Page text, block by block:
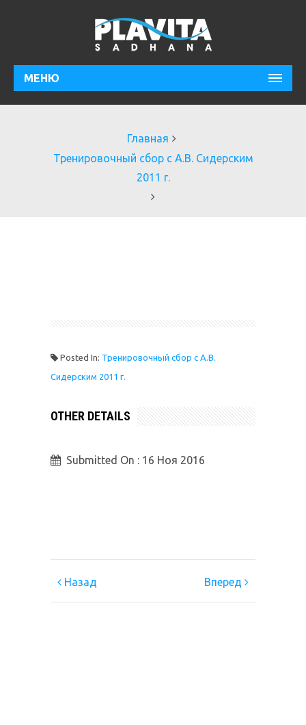
МЕНЮ
Главная
Тренировочный сбор с А.В. Сидерским
2011 г.
Posted In: Тренировочный сбор с А.В.
Сидерским 2011 г.
OTHER DETAILS
Submitted On : 16 Ноя 2016
Назад Вперед